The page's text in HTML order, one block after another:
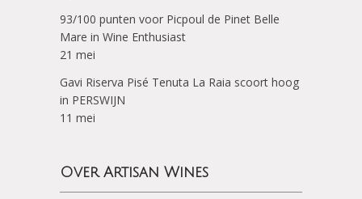
93/100 punten voor Picpoul de Pinet Belle
Mare in Wine Enthusiast
21 mei
Gavi Riserva Pisé Tenuta La Raia scoort hoog
in PERSWIJN
11 mei
Over Artisan Wines